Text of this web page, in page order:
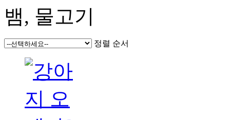
뱀, 물고기
정렬 순서